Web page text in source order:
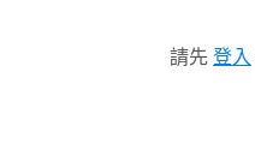
請先 登入